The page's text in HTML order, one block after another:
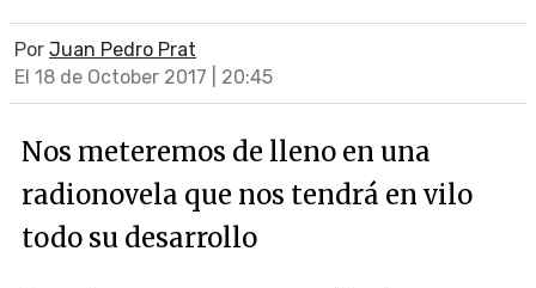
Por Juan Pedro Prat
El 18 de October 2017 | 20:45
Nos meteremos de lleno en una
radionovela que nos tendrá en vilo
todo su desarrollo